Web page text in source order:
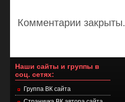
Комментарии закрыты.
Наши сайты и группы в
соц. сетях:
Группа ВК сайта